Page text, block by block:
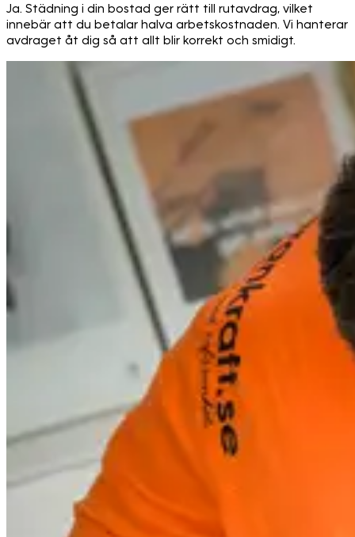
Ja. Städning i din bostad ger rätt till rutavdrag, vilket
innebär att du betalar halva arbetskostnaden. Vi hanterar
avdraget åt dig så att allt blir korrekt och smidigt.